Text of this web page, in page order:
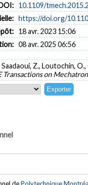
10.1109/
https://doi.org/
18 avr. 2023 15:06
08 avr. 2025 06:56
Saadaoui, Z., Loutochin,
Transactions on